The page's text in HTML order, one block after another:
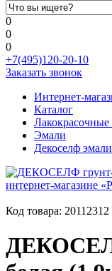
0
0
0
+7(495)120-20-10
Заказать звонок
Интернет-
Каталог
Эмали
Декоселф
Код товара: 20112312